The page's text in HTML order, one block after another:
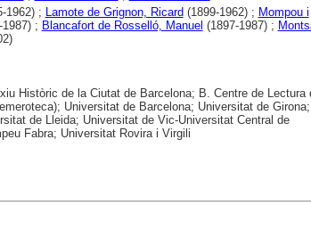
1962) ; Lamote de Grignon, Ricard (1899-1962) ; Mompou i
1987) ; Blancafort de Rosselló, Manuel (1897-1987) ;
Històric de la Ciutat de Barcelona; B. Centre de Lectura
Universitat de Barcelona; Universitat de
de Lleida; Universitat de Vic-Universitat Central de
Fabra; Universitat Rovira i Virgili